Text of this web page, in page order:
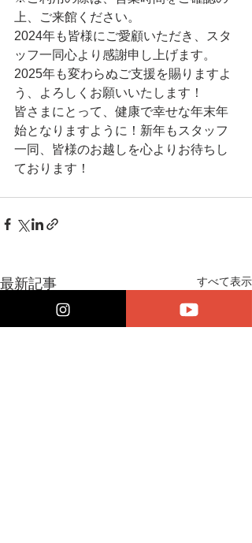
上、ご来館ください。
2024年も皆様にご愛顧いただき、スタ
ッフ一同心より感謝申し上げます。
2025年も変わらぬご支援を賜りますよ
う、よろしくお願いいたします！
皆さまにとって、健康で幸せな年末年
始となりますように！新年もスタッフ
一同、皆様のお越しを心よりお待ちし
ております！
最新記事 すべて表示